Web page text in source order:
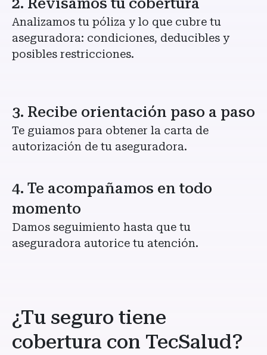
Analizamos tu póliza y lo que cubre tu
aseguradora: condiciones, deducibles y
posibles restricciones.
3. Recibe orientación paso a paso
Te guiamos para obtener la carta de
autorización de tu aseguradora.
4. Te acompañamos en todo
momento
Damos seguimiento hasta que tu
aseguradora autorice tu atención.
¿Tu seguro tiene
cobertura con TecSalud?